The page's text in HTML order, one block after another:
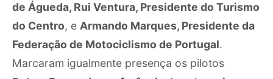
de Águeda, Rui Ventura, Presidente do Turismo
do Centro, e Armando Marques, Presidente da
Federação de Motociclismo de Portugal.
Marcaram igualmente presença os pilotos